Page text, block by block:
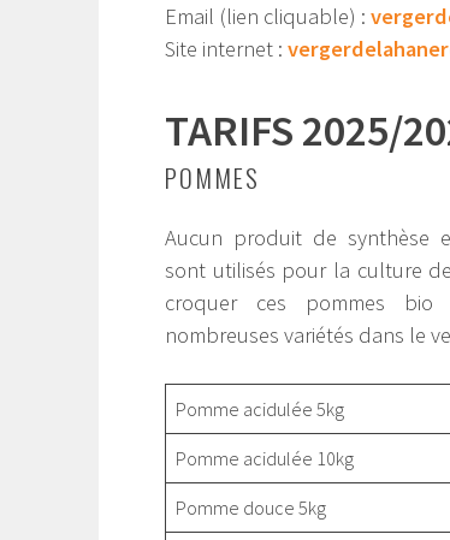
Email (lien cliquable) :
Site internet :
TARIFS 2025/
POMMES
Aucun produit de synthèse
sont utilisés pour la culture
croquer ces pommes
nombreuses variétés dans le
Pomme acidulée 5kg
Pomme acidulée 10kg
Pomme douce 5kg